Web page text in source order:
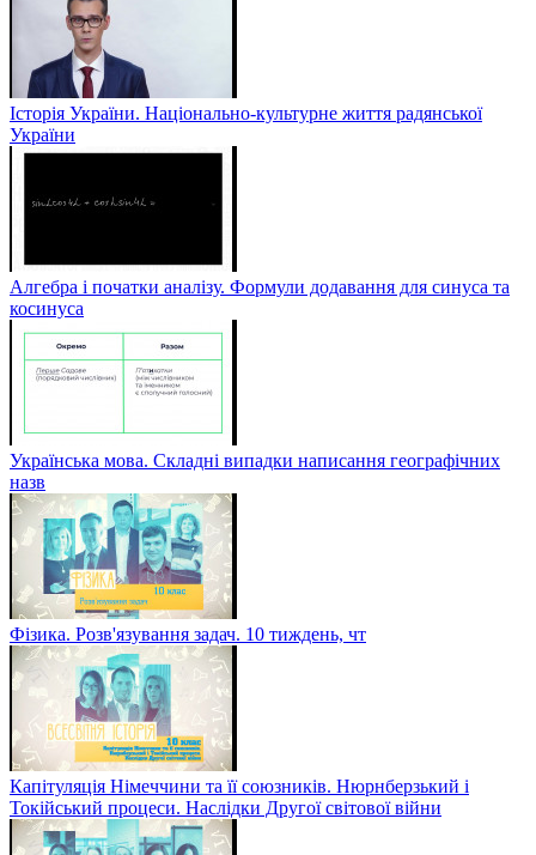
Історія України. Національно-культурне життя радянської
України
Алгебра і початки аналізу. Формули додавання для синуса та
косинуса
Українська мова. Складні випадки написання географічних
назв
Фізика. Розв'язування задач. 10 тиждень, чт
Капітуляція Німеччини та її союзників. Нюрнберзький і
Токійський процеси. Наслідки Другої світової війни